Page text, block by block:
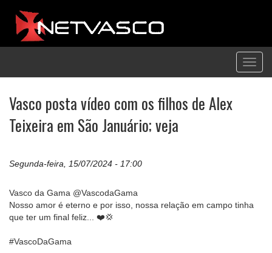
Vasco posta vídeo com os filhos de Alex
Teixeira em São Januário; veja
Segunda-feira, 15/07/2024 - 17:00
Vasco da Gama @VascodaGama
Nosso amor é eterno e por isso, nossa relação em campo tinha
que ter um final feliz... ❤️💢
#VascoDaGama